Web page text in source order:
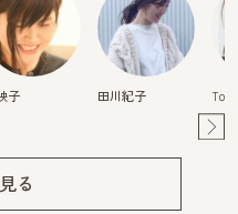
子 田川紀子
る